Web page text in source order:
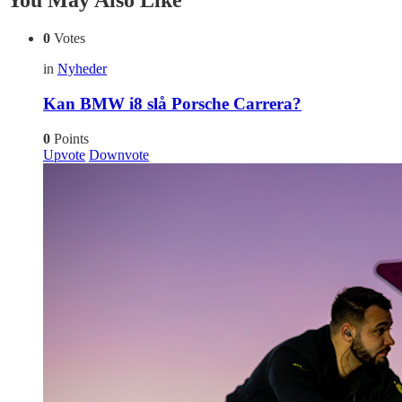
0 Votes
in Nyheder
Kan BMW i8 slå Porsche Carrera?
0 Points
Upvote Downvote